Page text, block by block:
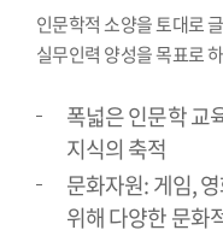
인문학적 소양을 토대로
실무인력 양성을 목표로
폭넓은 인문학 교
지식의 축적
문화자원: 게임,
위해 다양한 문화